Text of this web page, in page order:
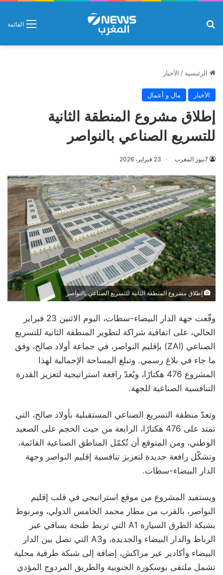
القائمة
الرئيسية / الأخبار
الأخبار مال و أعمال
إطلاق مشروع المنطقة الثانية
للتسريع الصناعي بالنواصر
7نيوز المغرب 23 فبراير، 2026
إطلاق مشروع المنطقة الثانية للتسريع الصناعي بالنواصر
وقّعت جهة الدار البيضاء-سطات، اليوم الاثنين 23 فبراير
الحالي، على اتفاقية شراكة لتطوير المنطقة الثانية للتسريع
الصناعي (ZAI) بإقليم النواصر، في جماعة أولاد صالح، وفق
ما جاء في بلاغ رسمي. وتبلغ المساحة الإجمالية لهذا
المشروع 476 هكتارًا، ويُعدّ رافعة استراتيجية لتعزيز القدرة
التنافسية الصناعية للجهة.
وتعدّ منطقة التسريع الصناعي المستقبلية بأولاد صالح، التي
تمتد على 476 هكتارًا، الرابعة من حيث الحجم على الصعيد
الوطني، ومن المتوقع أن تُكمّل المناطق الصناعية القائمة،
وتشكّل رافعة جديدة لتعزيز تنافسية إقليم النواصر وجهة
الدار البيضاء-سطات.
ويستفيد المشروع من موقع استراتيجي في قلب إقليم
النواصر، بالقرب من مطار محمد الخامس الدولي، ومربوط
بشبكة الطرق السيارة A1 التي تربط طنجة بسافي عبر
الرباط والدار البيضاء والجديدة، وA3 التي تصل بين الدار
البيضاء وأكادير عبر مراكش، إضافة إلى شبكة طرقية محلية
تشمل ملتقى بوسكورة الجنوبية والطريق المزدوج المؤدي